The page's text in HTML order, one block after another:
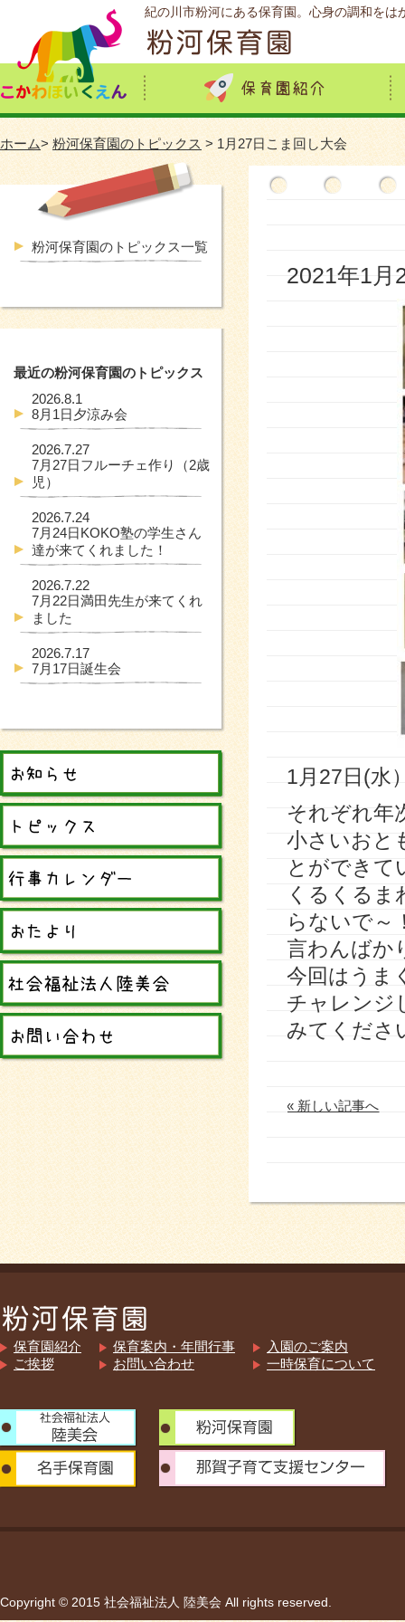
紀の川市粉河にある保育園。心身の調和を
ホーム> 粉河保育園のトピックス > 1月27日こま回し大会
2021年1月
1月27日(水
それぞれ年
小さいおと
とができて
くるくる
らないで～
言わんばか
今回はうま
チャレンジ
みてくださ
« 新しい記事へ
粉河保育園のトピックス一覧
最近の粉河保育園のトピックス
2026.8.1
8月1日夕涼み会
2026.7.27
7月27日フルーチェ作り（2歳
児）
2026.7.24
7月24日KOKO塾の学生さん
達が来てくれました！
2026.7.22
7月22日満田先生が来てくれ
ました
2026.7.17
7月17日誕生会
保育園紹介
ご挨拶
保育案内・年間行事
お問い合わせ
入園のご案内
一時保育について
Copyright © 2015 社会福祉法人 陸美会 All rights reserved.